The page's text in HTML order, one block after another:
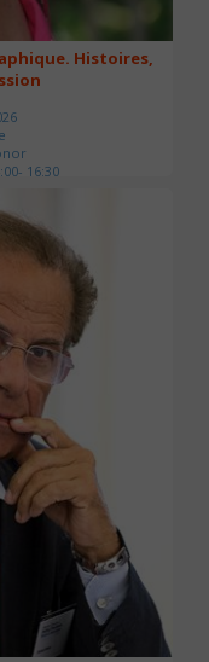
Histoires,
16:30
3